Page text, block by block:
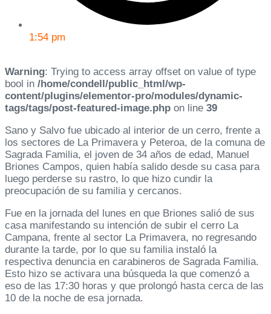
1:54 pm
Warning: Trying to access array offset on value of type
bool in /home/condell/public_html/wp-
content/plugins/elementor-pro/modules/dynamic-
tags/tags/post-featured-image.php on line 39
Sano y Salvo fue ubicado al interior de un cerro, frente a
los sectores de La Primavera y Peteroa, de la comuna de
Sagrada Familia, el joven de 34 años de edad, Manuel
Briones Campos, quien había salido desde su casa para
luego perderse su rastro, lo que hizo cundir la
preocupación de su familia y cercanos.
Fue en la jornada del lunes en que Briones salió de sus
casa manifestando su intención de subir el cerro La
Campana, frente al sector La Primavera, no regresando
durante la tarde, por lo que su familia instaló la
respectiva denuncia en carabineros de Sagrada Familia.
Esto hizo se activara una búsqueda la que comenzó a
eso de las 17:30 horas y que prolongó hasta cerca de las
10 de la noche de esa jornada.